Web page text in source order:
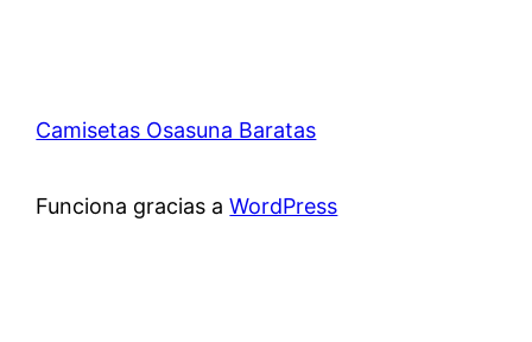
Camisetas Osasuna Baratas
Funciona gracias aWordPress